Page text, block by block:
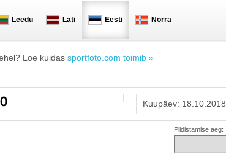
Leedu Läti Eesti Norra
Loe kuidas sportfoto.com toimib »
Kuupäev: 18.10.2018
Pildistamise aeg: